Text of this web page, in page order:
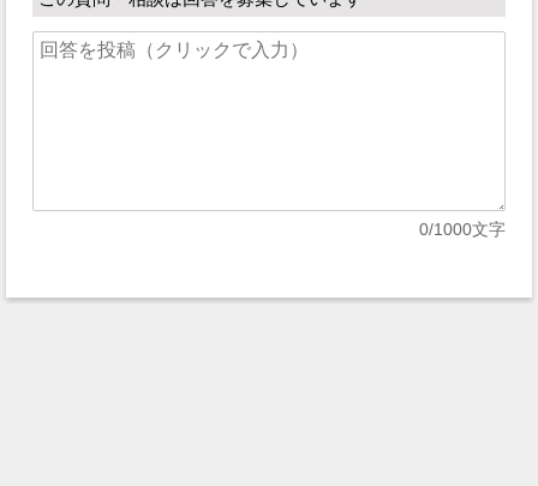
0/1000文字